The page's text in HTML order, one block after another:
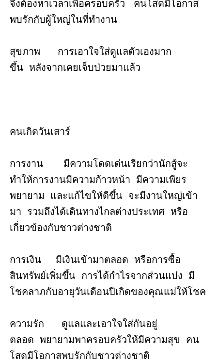
จึงต้องหาเวลาเพื่อครอบครัว คนโสดมีโอกาส
พบรักกับผู้ใหญ่ในที่ทำงาน
สุขภาพ การเอาใจใส่ดูแลตัวเองมาก
ขึ้น หลังจากเคยเจ็บป่วยมาแล้ว
คนเกิดวันเสาร์
การงาน มีความโดดเด่นเรียกว่านักสู้จะ
ทำให้การงานมีความก้าวหน้า มีความเพียร
พยายาม และแก้ไขให้ดีขึ้น จะมีงานใหญ่เข้า
มา รวมถึงได้เดินทางไกลต่างประเทศ หรือ
เกี่ยวข้องกับชาวต่างชาติ
การเงิน มีเงินเข้ามาตลอด หรือการซื้อ
สินทรัพย์เพิ่มขึ้น การได้กำไรจากส่วนแบ่ง มี
โชคลาภกับอายุวันเดือนปีเกิดของคุณแม่ให้โชค
ความรัก ดูแลและเอาใจใส่กันอยู่
ตลอด พยายามพาครอบครัวให้มีความสุข คน
โสดมีโอกาสพบรักกับชาวต่างชาติ